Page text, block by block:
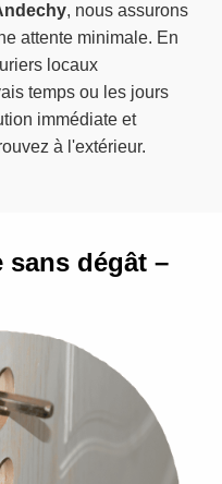
, nous assurons
attente minimale. En
locaux
temps ou les jours
immédiate et
à l'extérieur.
sans dégât –